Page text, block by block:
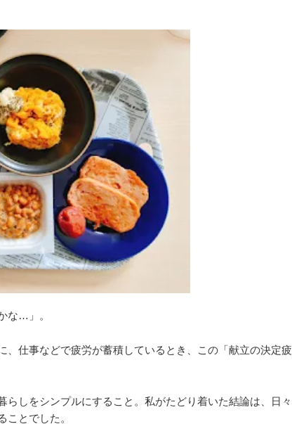
な…」。
、仕事などで疲労が蓄積しているとき、この「献立の決定疲
しをシンプルにすること。私がたどり着いた結論は、日々
とでした。